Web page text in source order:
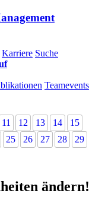
Karriere Suche
Teamevents
11 12 13 14
15
25 26 27 28
29
ändern!